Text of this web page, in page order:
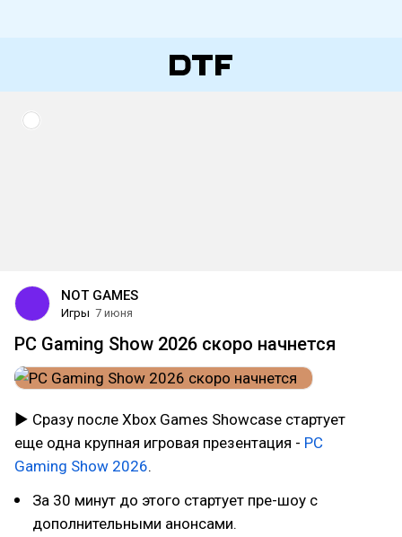
NOT GAMES
Игры 7 июня
PC Gaming Show 2026 скоро начнется
▶ Сразу после Xbox Games Showcase стартует
еще одна крупная игровая презентация - PC
Gaming Show 2026.
За 30 минут до этого стартует пре-шоу с
дополнительными анонсами.